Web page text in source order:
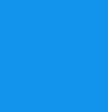
son los